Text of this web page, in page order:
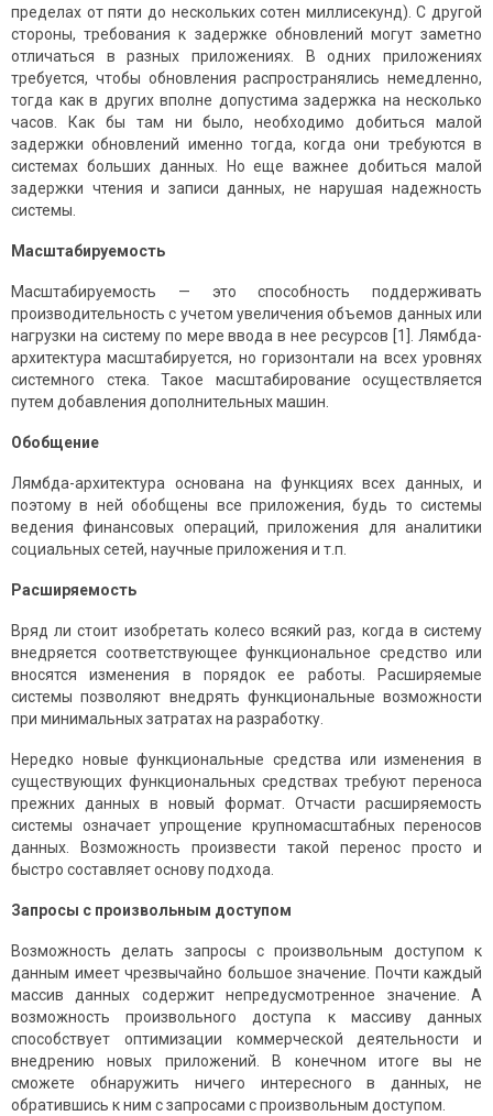
пределах от пяти до нескольких сотен миллисекунд). С другой
стороны, требования к задержке обновлений могут заметно
отличаться в разных приложениях. В одних приложениях
требуется, чтобы обновления распространялись немедленно,
тогда как в других вполне допустима задержка на несколько
часов. Как бы там ни было, необходимо добиться малой
задержки обновлений именно тогда, когда они требуются в
системах больших данных. Но еще важнее добиться малой
задержки чтения и записи данных, не нарушая надежность
системы.
Масштабируемость
Масштабируемость — это способность поддерживать
производительность с учетом увеличения объемов данных или
нагрузки на систему по мере ввода в нее ресурсов [1]. Лямбда-
архитектура масштабируется, но горизонтали на всех уровнях
системного стека. Такое масштабирование осуществляется
путем добавления дополнительных машин.
Обобщение
Лямбда-архитектура основана на функциях всех данных, и
поэтому в ней обобщены все приложения, будь то системы
ведения финансовых операций, приложения для аналитики
социальных сетей, научные приложения и т.п.
Расширяемость
Вряд ли стоит изобретать колесо всякий раз, когда в систему
внедряется соответствующее функциональное средство или
вносятся изменения в порядок ее работы. Расширяемые
системы позволяют внедрять функциональные возможности
при минимальных затратах на разработку.
Нередко новые функциональные средства или изменения в
существующих функциональных средствах требуют переноса
прежних данных в новый формат. Отчасти расширяемость
системы означает упрощение крупномасштабных переносов
данных. Возможность произвести такой перенос просто и
быстро составляет основу подхода.
Запросы с произвольным доступом
Возможность делать запросы с произвольным доступом к
данным имеет чрезвычайно большое значение. Почти каждый
массив данных содержит непредусмотренное значение. А
возможность произвольного доступа к массиву данных
способствует оптимизации коммерческой деятельности и
внедрению новых приложений. В конечном итоге вы не
сможете обнаружить ничего интересного в данных, не
обратившись к ним с запросами с произвольным доступом.